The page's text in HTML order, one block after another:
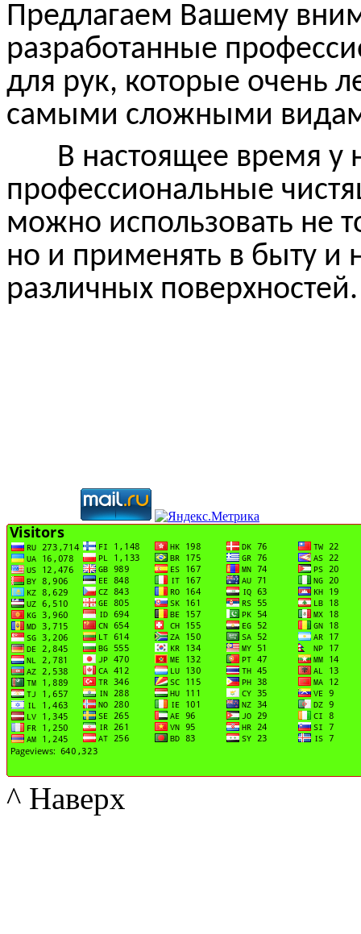
Предлагаем Вашему
разработанные
для рук, которые очень
самыми сложными
В настоящее время у
профессиональные
можно использовать не
но и применять в быту и
различных поверхностей.
^ Наверх